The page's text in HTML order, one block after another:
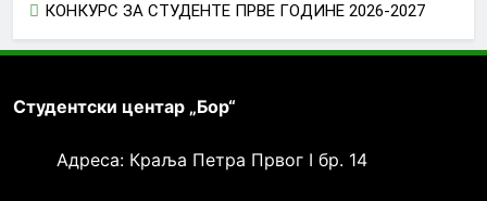
КОНКУРС ЗА СТУДЕНТЕ ПРВЕ ГОДИНЕ 2026-2027
Студентски центар „Бор“
Адреса: Краља Петра Првог I бр. 14